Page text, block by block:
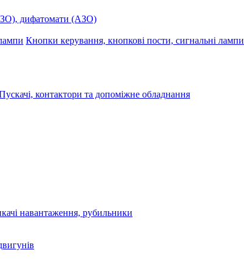
дифатомати (АЗО)
Кнопки керування, кнопкові пости, сигнальні лампи
контактори та допоміжне обладнання
навантаження, рубильники